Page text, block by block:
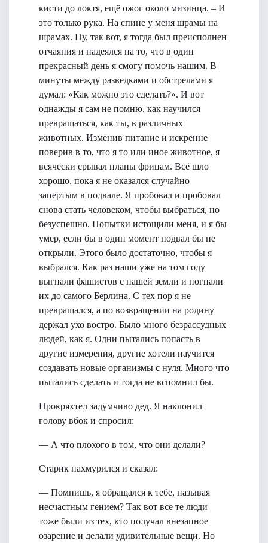
кисти до локтя, ещё ожог около мизинца. – И
это только рука. На спине у меня шрамы на
шрамах. Ну, так вот, я тогда был преисполнен
отчаяния и надеялся на то, что в один
прекрасный день я смогу помочь нашим. В
минуты между разведками и обстрелами я
думал: «Как можно это сделать?». И вот
однажды я сам не помню, как научился
превращаться, как ты, в различных
животных. Изменив питание и искренне
поверив в то, что я то или иное животное, я
всячески срывал планы фрицам. Всё шло
хорошо, пока я не оказался случайно
запертым в подвале. Я пробовал и пробовал
снова стать человеком, чтобы выбраться, но
безуспешно. Попытки истощили меня, и я бы
умер, если бы в один момент подвал бы не
открыли. Этого было достаточно, чтобы я
выбрался. Как раз наши уже на том году
выгнали фашистов с нашей земли и погнали
их до самого Берлина. С тех пор я не
превращался, а по возвращении на родину
держал ухо востро. Было много безрассудных
людей, как я. Одни пытались попасть в
другие измерения, другие хотели научится
создавать новые организмы с нуля. Много что
пытались сделать и тогда не вспомнил бы.
Прокряхтел задумчиво дед. Я наклонил
голову вбок и спросил:
— А что плохого в том, что они делали?
Старик нахмурился и сказал:
— Помнишь, я обращался к тебе, называя
несчастным гением? Так вот все те люди
тоже были из тех, кто получал внезапное
озарение и делали удивительные вещи. Но